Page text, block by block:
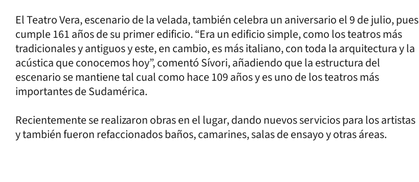
El Teatro Vera, escenario de la velada, también celebra un aniversario el 9 de julio, pues
cumple 161 años de su primer edificio. “Era un edificio simple, como los teatros más
tradicionales y antiguos y este, en cambio, es más italiano, con toda la arquitectura y la
acústica que conocemos hoy”, comentó Sívori, añadiendo que la estructura del
escenario se mantiene tal cual como hace 109 años y es uno de los teatros más
importantes de Sudamérica.
Recientemente se realizaron obras en el lugar, dando nuevos servicios para los artistas
y también fueron refaccionados baños, camarines, salas de ensayo y otras áreas.